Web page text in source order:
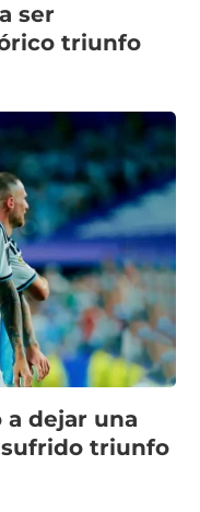
ser
triunfo
a dejar una
triunfo